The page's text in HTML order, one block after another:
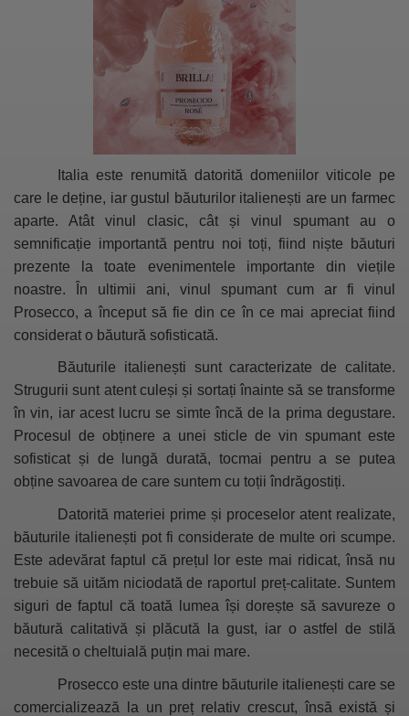
Italia este renumită datorită domeniilor viticole pe
care le deține, iar gustul băuturilor italienești are un farmec
aparte. Atât vinul clasic, cât și vinul spumant au o
semnificație importantă pentru noi toți, fiind niște băuturi
prezente la toate evenimentele importante din viețile
noastre. În ultimii ani, vinul spumant cum ar fi vinul
Prosecco, a început să fie din ce în ce mai apreciat fiind
considerat o băutură sofisticată.
Băuturile italienești sunt caracterizate de calitate.
Strugurii sunt atent culeși și sortați înainte să se transforme
în vin, iar acest lucru se simte încă de la prima degustare.
Procesul de obținere a unei sticle de vin spumant este
sofisticat și de lungă durată, tocmai pentru a se putea
obține savoarea de care suntem cu toții îndrăgostiți.
Datorită materiei prime și proceselor atent realizate,
băuturile italienești pot fi considerate de multe ori scumpe.
Este adevărat faptul că prețul lor este mai ridicat, însă nu
trebuie să uităm niciodată de raportul preț-calitate. Suntem
siguri de faptul că toată lumea își dorește să savureze o
băutură calitativă și plăcută la gust, iar o astfel de stilă
necesită o cheltuială puțin mai mare.
Prosecco este una dintre băuturile italienești care se
comercializează la un preț relativ crescut, însă există și